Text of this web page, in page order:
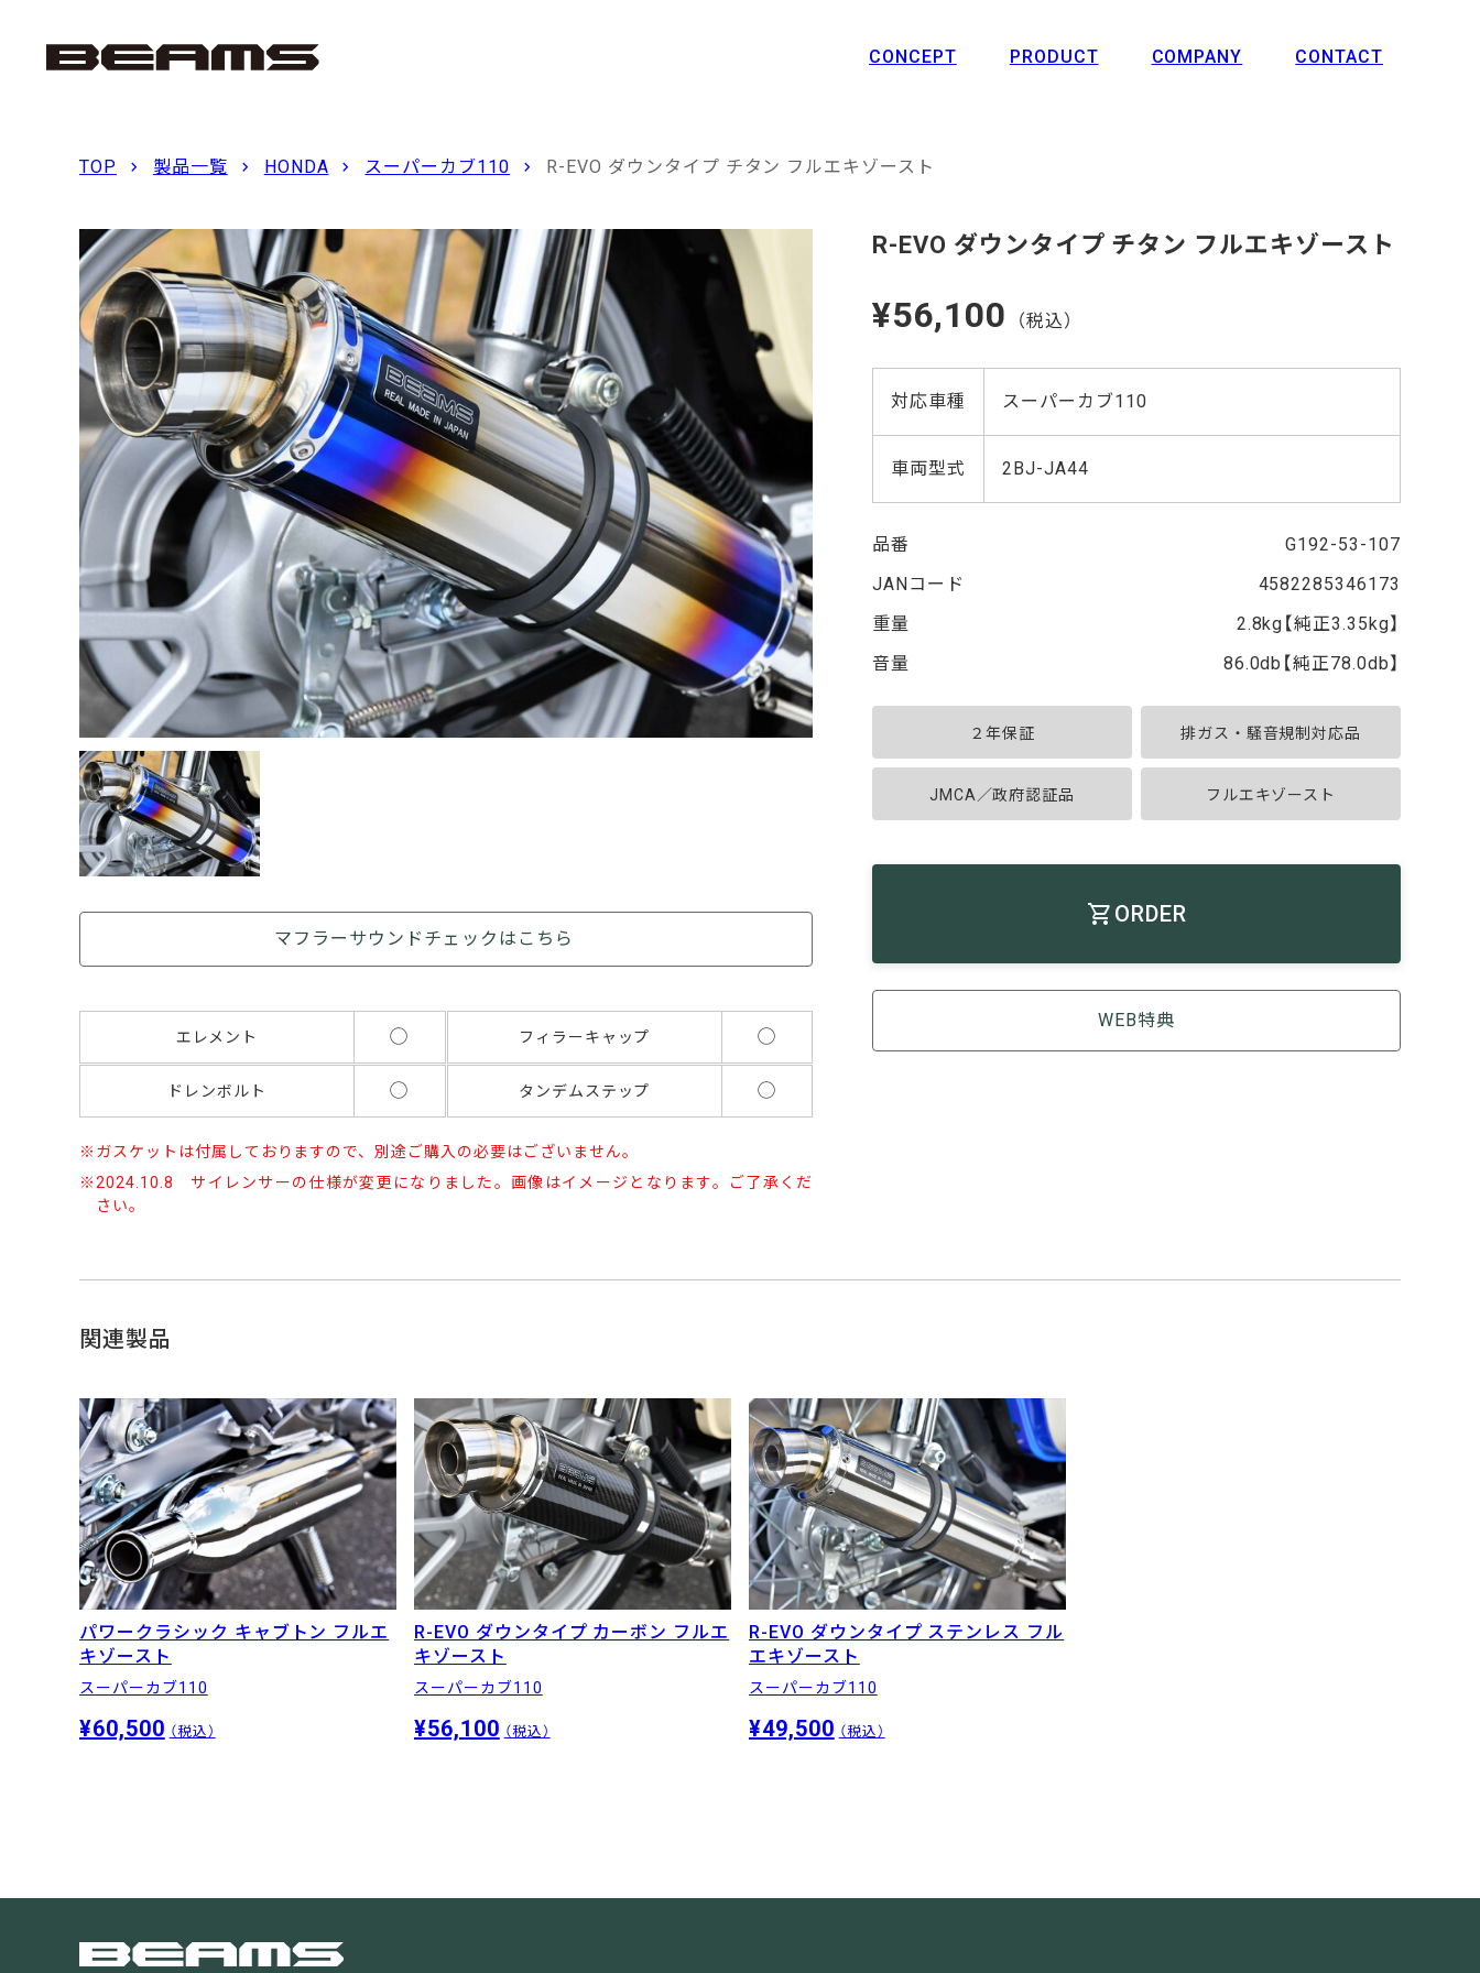
CONCEPT PRODUCT COMPANY CONTACT
TOP 製品一覧 HONDA スーパーカブ110 R-EVO ダウンタイプ チタン フルエキゾースト
マフラーサウンドチェックはこちら
R-EVO ダウンタイプ チタン フルエキゾースト
¥56,100 （税込）
対応車種 スーパーカブ110
車両型式 2BJ-JA44
品番
G192-53-107
JANコード
4582285346173
重量
2.8kg【純正3.35kg】
音量
86.0db【純正78.0db】
２年保証 排ガス・騒音規制対応品
JMCA／政府認証品 フルエキゾースト
ORDER
WEB特典
エレメント ◯ フィラーキャップ ◯
ドレンボルト ◯ タンデムステップ ◯
ガスケットは付属しておりますので、別途ご購入の必要はございません。
2024.10.8 サイレンサーの仕様が変更になりました。画像はイメージとなります。ご了承くだ
さい。
関連製品
パワークラシック キャブトン フルエ
キゾースト
スーパーカブ110
¥60,500 （税込）
R-EVO ダウンタイプ カーボン フルエ
キゾースト
スーパーカブ110
¥56,100 （税込）
R-EVO ダウンタイプ ステンレス フル
エキゾースト
スーパーカブ110
¥49,500 （税込）